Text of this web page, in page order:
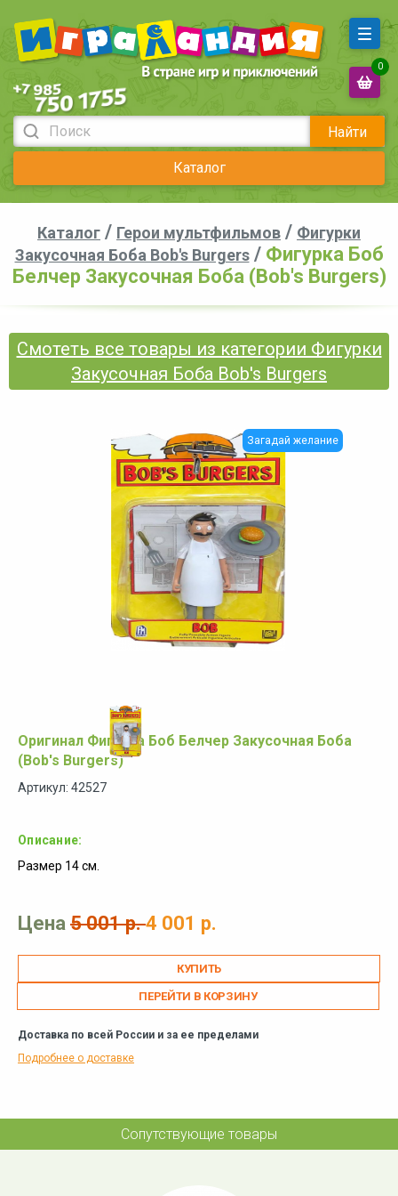
Найти
Каталог
0
Каталог / Герои мультфильмов / Фигурки
Закусочная Боба Bob's Burgers/ Фигурка Боб
Белчер Закусочная Боба (Bob's Burgers)
Смотеть все товары из категории Фигурки
Закусочная Боба Bob's Burgers
Загадай желание
Оригинал Фигурка Боб Белчер Закусочная Боба
(Bob's Burgers)
Артикул: 42527
Описание:
Размер 14 см.
Цена 5 001 р.4 001 р.
ПЕРЕЙТИ В КОРЗИНУ
Доставка по всей России и за ее пределами
Подробнее о доставке
Сопутствующие товары